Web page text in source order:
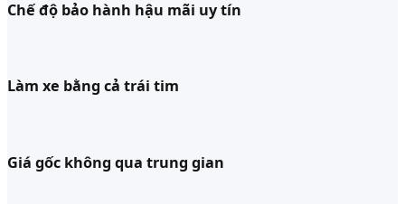
Chế độ bảo hành hậu mãi uy tín
Làm xe bằng cả trái tim
Giá gốc không qua trung gian